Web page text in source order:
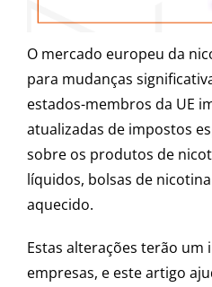
O mercado europeu da
para mudanças
estados-membros da UE
atualizadas de impostos
sobre os produtos de
líquidos, bolsas de
aquecido.
Estas alterações terão um
empresas, e este artigo